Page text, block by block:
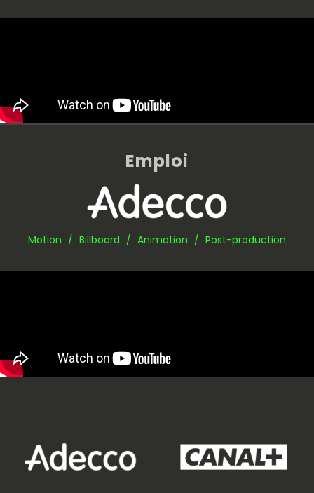
Emploi
Motion / Billboard / Animation / Post-production